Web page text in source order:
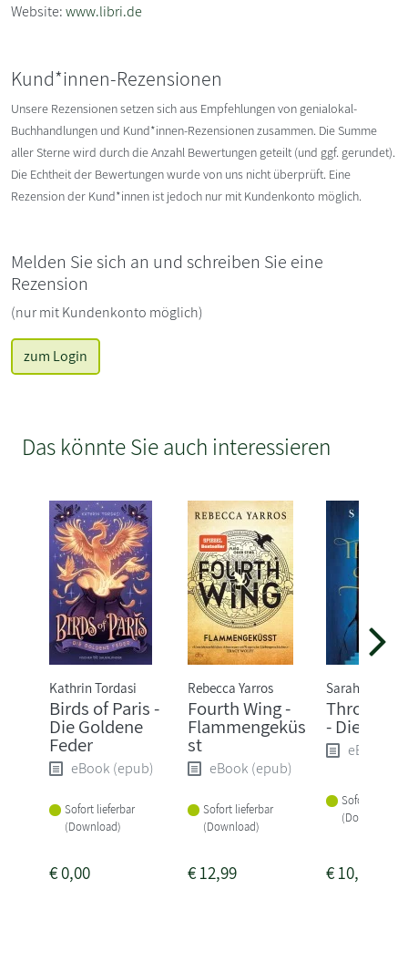
Website:www.libri.de
Kund*innen-Rezensionen
Unsere Rezensionen setzen sich aus Empfehlungen von genialokal-
Buchhandlungen und Kund*innen-Rezensionen zusammen. Die Summe
aller Sterne wird durch die Anzahl Bewertungen geteilt (und ggf. gerundet).
Die Echtheit der Bewertungen wurde von uns nicht überprüft. Eine
Rezension der Kund*innen ist jedoch nur mit Kundenkonto möglich.
Melden Sie sich an und schreiben Sie eine
Rezension
(nur mit Kundenkonto möglich)
zum Login
Das könnte Sie auch interessieren
Kathrin Tordasi
Birds of Paris -
Die Goldene
Feder
eBook (epub)
Sofort lieferbar
(Download)
€0,00
Rebecca Yarros
Fourth Wing -
Flammengeküs
st
eBook (epub)
Sofort lieferbar
(Download)
€12,99
Sarah J. Maas
Throne of
- Die
eBook
Sofort
(Download)
€10,99